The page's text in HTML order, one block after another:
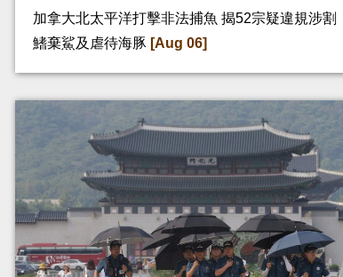
加拿大北太平洋打擊非法捕魚 揭52宗疑違規涉割
鰭棄鯊及虐待海豚 [Aug 06]